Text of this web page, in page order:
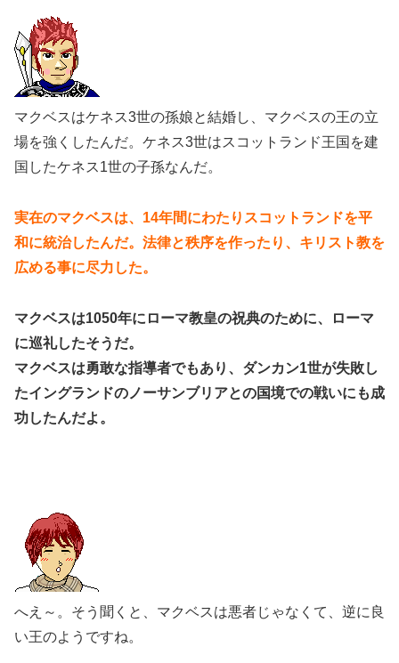
マクベスはケネス3世の孫娘と結婚し、マクベスの王の立
場を強くしたんだ。ケネス3世はスコットランド王国を建
国したケネス1世の子孫なんだ。
実在のマクベスは、14年間にわたりスコットランドを平
和に統治したんだ。法律と秩序を作ったり、キリスト教を
広める事に尽力した。
マクベスは1050年にローマ教皇の祝典のために、ローマ
に巡礼したそうだ。
マクベスは勇敢な指導者でもあり、ダンカン1世が失敗し
たイングランドのノーサンブリアとの国境での戦いにも成
功したんだよ。
へえ～。そう聞くと、マクベスは悪者じゃなくて、逆に良
い王のようですね。